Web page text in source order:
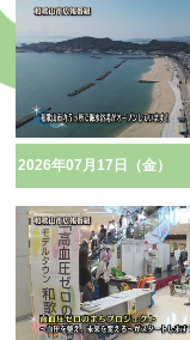
2026年07月17日（金）